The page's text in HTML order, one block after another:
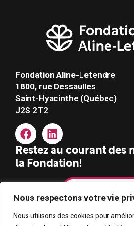
Nous respectons votre vie
Nous utilisons des cookies pour
Fondation Aline-Letendre
1800, rue Dessaulles
Saint-Hyacinthe (Québec)
J2S 2T2
Restez au courant des
la Fondation!
S'abonner